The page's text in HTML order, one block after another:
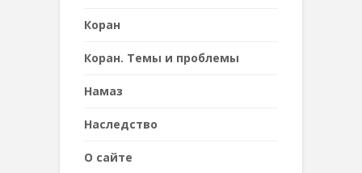
Коран
Коран. Темы и проблемы
Намаз
Наследствo
О сайте